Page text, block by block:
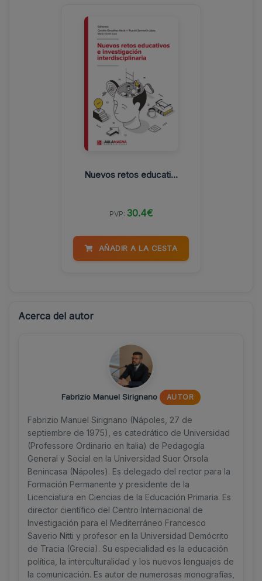
Nuevos retos educati...
PVP: 30.4€
AÑADIR A LA CESTA
Acerca del autor
Fabrizio Manuel Sirignano AUTOR
Fabrizio Manuel Sirignano (Nápoles, 27 de
septiembre de 1975), es catedrático de Universidad
(Professore Ordinario en Italia) de Pedagogía
General y Social en la Universidad Suor Orsola
Benincasa (Nápoles). Es delegado del rector para la
Formación Permanente y presidente de la
Licenciatura en Ciencias de la Educación Primaria. Es
director científico del Centro Internacional de
Investigación para el Mediterráneo Francesco
Saverio Nitti y profesor en la Universidad Demócrito
de Tracia (Grecia). Su especialidad es la educación
política, la interculturalidad y los nuevos lenguajes de
la comunicación. Es autor de numerosas monografías,